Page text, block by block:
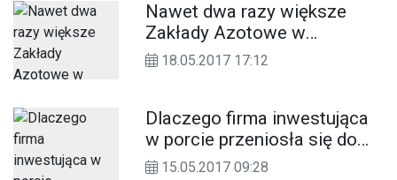
Nawet dwa razy większe
Zakłady Azotowe w
Kędzierzynie-Koźlu. Tak
18.05.2017 17:12
Dlaczego firma inwestująca
w porcie przeniosła się do
Warszawy? Co to oznacza
15.05.2017 09:28